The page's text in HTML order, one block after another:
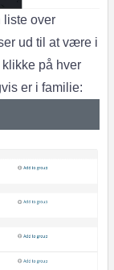
liste over
ud til at være i
på hver
er i familie: